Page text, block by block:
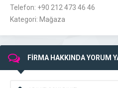
Telefon: +90 212 473 46 46
Kategori: Mağaza
FİRMA HAKKINDA YORUM